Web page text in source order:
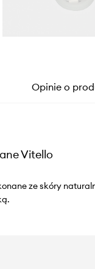
Opinie o
Vitello
ze skóry